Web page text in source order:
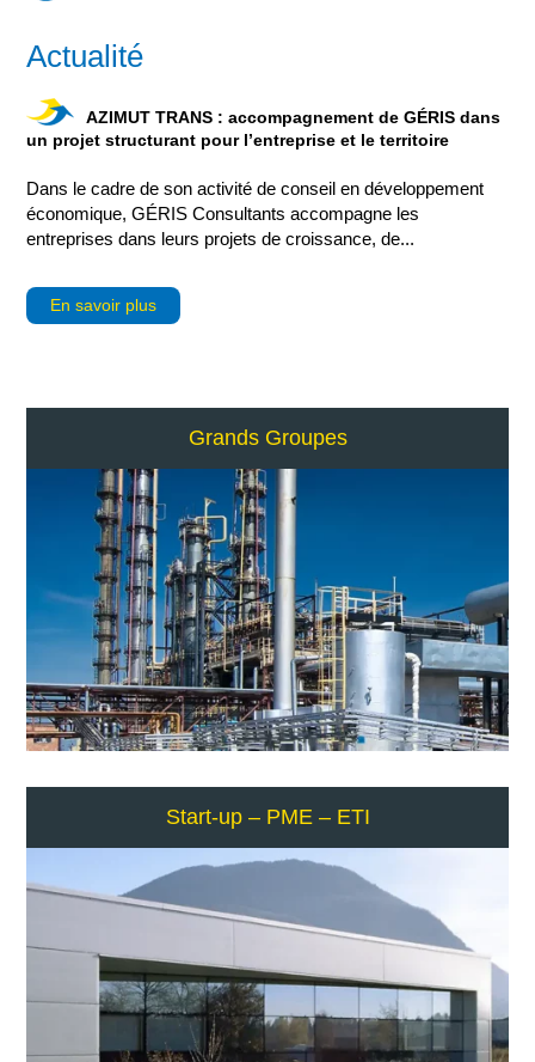
Actualité
AZIMUT TRANS : accompagnement de GÉRIS dans
un projet structurant pour l’entreprise et le territoire
Dans le cadre de son activité de conseil en développement
économique, GÉRIS Consultants accompagne les
entreprises dans leurs projets de croissance, de...
En savoir plus
Grands Groupes
Start-up – PME – ETI